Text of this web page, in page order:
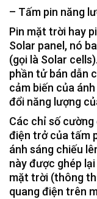
– Tấm pin năng
Pin mặt trời hay
Solar panel, nó
(gọi là Solar
phần tử bán dẫn
cảm biến của
đổi năng lượng
Các chỉ số
điện trở của tấm
ánh sáng chiếu
này được ghép
mặt trời (thông
quang điện trên